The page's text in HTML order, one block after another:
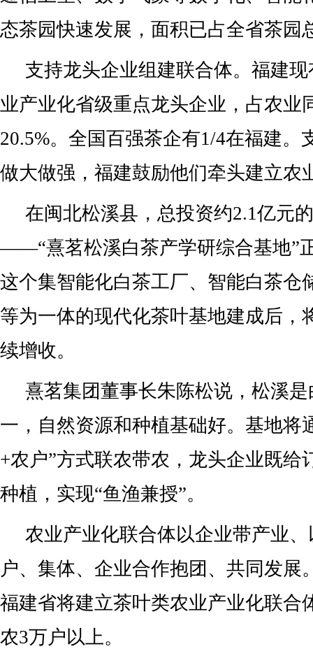
态茶园快速发展，面积已占全省茶园
支持龙头企业组建联合体。福建
业产业化省级重点龙头企业，占农业
20.5%。全国百强茶企有1/4在福建。
做大做强，福建鼓励他们牵头建立农
在闽北松溪县，总投资约2.1亿元
——“熹茗松溪白茶产学研综合基地”
这个集智能化白茶工厂、智能白茶仓
等为一体的现代化茶叶基地建成后，
续增收。
熹茗集团董事长朱陈松说，松溪
一，自然资源和种植基础好。基地将
+农户”方式联农带农，龙头企业既给
种植，实现“鱼渔兼授”。
农业产业化联合体以企业带产业
户、集体、企业合作抱团、共同发展
福建省将建立茶叶类农业产业化联合
农3万户以上。